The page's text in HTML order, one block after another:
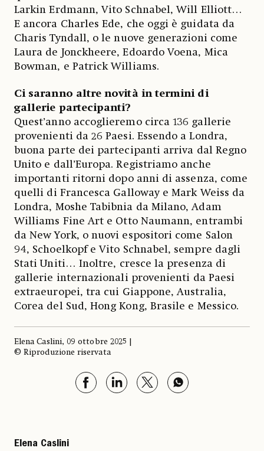
Larkin Erdmann, Vito Schnabel, Will Elliott…
E ancora Charles Ede, che oggi è guidata da
Charis Tyndall, o le nuove generazioni come
Laura de Jonckheere, Edoardo Voena, Mica
Bowman, e Patrick Williams.
Ci saranno altre novità in termini di
gallerie partecipanti?
Quest’anno accoglieremo circa 136 gallerie
provenienti da 26 Paesi. Essendo a Londra,
buona parte dei partecipanti arriva dal Regno
Unito e dall’Europa. Registriamo anche
importanti ritorni dopo anni di assenza, come
quelli di Francesca Galloway e Mark Weiss da
Londra, Moshe Tabibnia da Milano, Adam
Williams Fine Art e Otto Naumann, entrambi
da New York, o nuovi espositori come Salon
94, Schoelkopf e Vito Schnabel, sempre dagli
Stati Uniti… Inoltre, cresce la presenza di
gallerie internazionali provenienti da Paesi
extraeuropei, tra cui Giappone, Australia,
Corea del Sud, Hong Kong, Brasile e Messico.
Elena Caslini, 09 ottobre 2025 |
© Riproduzione riservata
Elena Caslini